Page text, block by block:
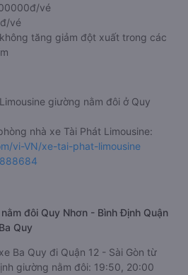
vé
vé
tăng giảm đột xuất trong các
giường nằm đôi ở Quy
nhà xe Tài Phát Limousine:
vi-VN/xe-tai-phat-limousine
đôi Quy Nhơn - Bình Định Quận
Quy
Ba Quy đi Quận 12 - Sài Gòn từ
giường nằm đôi: 19:50, 20:00